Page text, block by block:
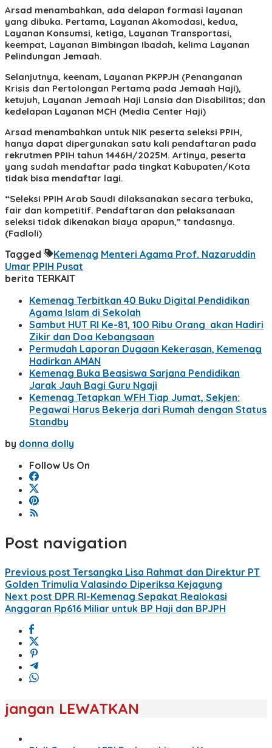
Arsad menambahkan, ada delapan formasi layanan
yang dibuka. Pertama, Layanan Akomodasi, kedua,
Layanan Konsumsi, ketiga, Layanan Transportasi,
keempat, Layanan Bimbingan Ibadah, kelima Layanan
Pelindungan Jemaah.
Selanjutnya, keenam, Layanan PKPPJH (Penanganan
Krisis dan Pertolongan Pertama pada Jemaah Haji),
ketujuh, Layanan Jemaah Haji Lansia dan Disabilitas; dan
kedelapan Layanan MCH (Media Center Haji)
Arsad menambahkan untuk NIK peserta seleksi PPIH,
hanya dapat dipergunakan satu kali pendaftaran pada
rekrutmen PPIH tahun 1446H/2025M. Artinya, peserta
yang sudah mendaftar pada tingkat Kabupaten/Kota
tidak bisa mendaftar lagi.
“Seleksi PPIH Arab Saudi dilaksanakan secara terbuka,
fair dan kompetitif. Pendaftaran dan pelaksanaan
seleksi tidak dikenakan biaya apapun,” tandasnya.
(Fadloli)
Tagged Kemenag Menteri Agama Prof. Nazaruddin
Umar PPIH Pusat
berita TERKAIT
Kemenag Terbitkan 40 Buku Digital Pendidikan
Agama Islam di Sekolah
Sambut HUT RI Ke-81, 100 Ribu Orang akan Hadiri
Zikir dan Doa Kebangsaan
Permudah Laporan Dugaan Kekerasan, Kemenag
Hadirkan AMAN
Kemenag Buka Beasiswa Sarjana Pendidikan
Jarak Jauh Bagi Guru Ngaji
Kemenag Tetapkan WFH Tiap Jumat, Sekjen:
Pegawai Harus Bekerja dari Rumah dengan Status
Standby
by donna dolly
Follow Us On
Post navigation
Previous post Tersangka Lisa Rahmat dan Direktur PT
Golden Trimulia Valasindo Diperiksa Kejagung
Next post DPR RI-Kemenag Sepakat Realokasi
Anggaran Rp616 Miliar untuk BP Haji dan BPJPH
jangan LEWATKAN